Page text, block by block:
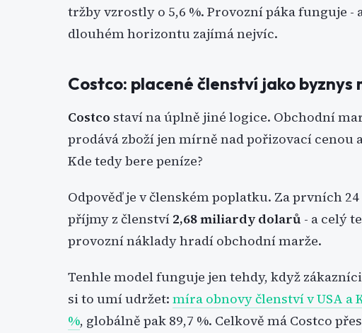
tržby vzrostly o 5,6 %. Provozní páka funguje -
dlouhém horizontu zajímá nejvíc.
Costco: placené členství jako byznys
Costco staví na úplně jiné logice. Obchodní
prodává zboží jen mírně nad pořizovací cenou
Kde tedy bere peníze?
Odpověď je v členském poplatku. Za prvních
příjmy z členství 2,68 miliardy dolarů - a celý
provozní náklady hradí obchodní marže.
Tenhle model funguje jen tehdy, když
si to umí udržet: míra obnovy členství v USA a
%, globálně pak 89,7 %. Celkově má Costco